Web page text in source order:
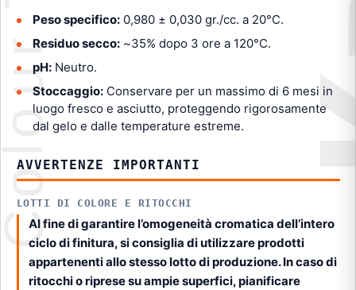
Peso specifico:0,980 ± 0,030 gr./cc. a 20°C.
Residuo secco:~35% dopo 3 ore a 120°C.
pH:Neutro.
Stoccaggio:Conservare per un massimo di 6 mesi in
luogo fresco e asciutto, proteggendo rigorosamente
dal gelo e dalle temperature estreme.
AVVERTENZE IMPORTANTI
LOTTI DI COLORE E RITOCCHI
Al fine di garantire l’omogeneità cromatica dell’intero
ciclo di finitura, si consiglia di utilizzare prodotti
appartenenti allo stesso lotto di produzione. In caso di
ritocchi o riprese su ampie superfici, pianificare